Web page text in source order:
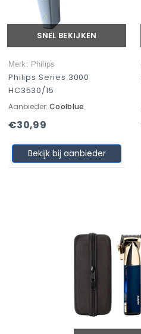
SNEL BEKIJKEN
Merk: Philips
Philips Series 3000
HC3530/15
Aanbieder: Coolblue
€30,99
Bekijk bij aanbieder